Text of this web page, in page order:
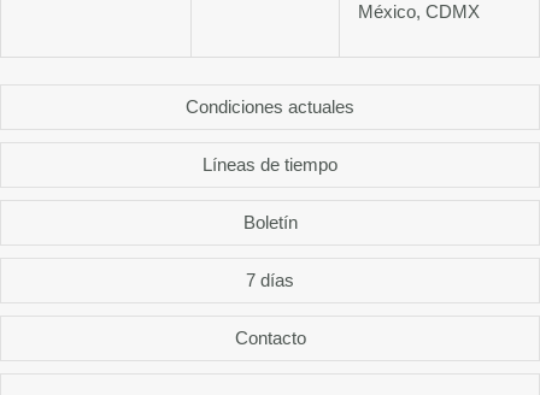
México, CDMX
Condiciones actuales
Líneas de tiempo
Boletín
7 días
Contacto